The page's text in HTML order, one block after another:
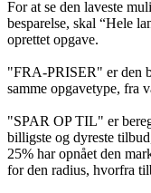
For at se den laveste
besparelse, skal “Hele
oprettet opgave.
"FRA-PRISER" er den
samme opgavetype, fra
"SPAR OP TIL" er
billigste og dyreste
25% har opnået den
for den radius, hvorfra